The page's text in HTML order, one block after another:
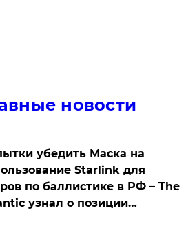
новости
убедить Маска на
Starlink для
по баллистике в РФ – The
узнал о позиции